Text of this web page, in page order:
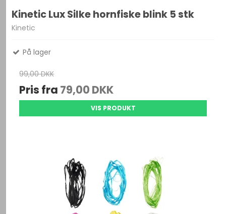
Kinetic Lux Silke hornfiske blink 5 stk
Kinetic
På lager
99,00 DKK
Pris fra 79,00 DKK
VIS PRODUKT